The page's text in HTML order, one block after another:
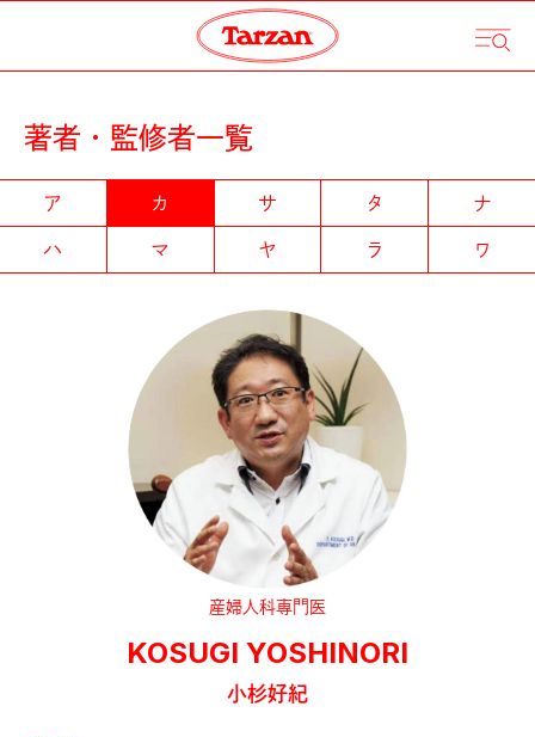
著者・監修者一覧
ア カ サ タ
ナ
ハ
マ ヤ ラ ワ
産婦人科専門医
KOSUGI YOSHINORI
小杉好紀